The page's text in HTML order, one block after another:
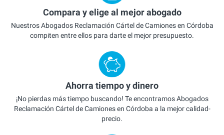
Compara y elige al mejor abogado
Nuestros Abogados Reclamación Cártel de Camiones en Córdoba
compiten entre ellos para darte el mejor presupuesto.
Ahorra tiempo y dinero
¡No pierdas más tiempo buscando! Te encontramos Abogados
Reclamación Cártel de Camiones en Córdoba a la mejor calidad-
precio.